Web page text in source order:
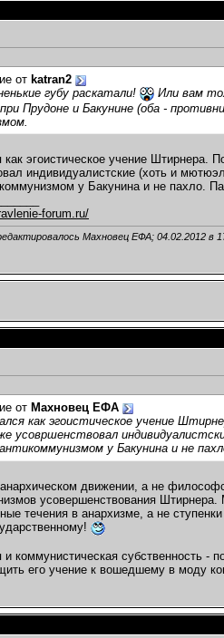
14:33
и...04.02.2012,
04.02.2012, 11:33
14:35
15:08
17:51
18:46
04.02.2012,20:19
17:10
06:27
22:03
06.02.2012,07:05
18:34
18:47
22:19
23:36
00:52
23:54
05:32
06:09
09:33
от katran2
губу раскатали!
Или вам
Прудоне и Бакунине (оба -
как эгоистическое учение
индивидуалистские (хоть и
у Бакунина и не пахло.
forum.ru/
Махновец ЕФА; 04.02.2012 в
от Махновец ЕФА
как эгоистическое учение
усовршенствовал
у Бакунина и не
движении, а не
усовершенствования
течения в анархизме, а не
и коммунистическая субственность
его учение к вошедшему в моду